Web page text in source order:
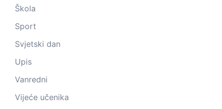
Škola
Sport
Svjetski dan
Upis
Vanredni
Vijeće učenika